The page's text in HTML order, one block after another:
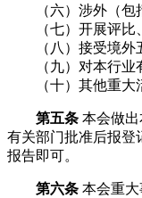
（六）涉外（包括
（七）开展评比、
（八）接受境外五
（九）对本行业有
（十）其他重大
第五条 本会做
有关部门批准后报登
报告即可。
第六条 本会重